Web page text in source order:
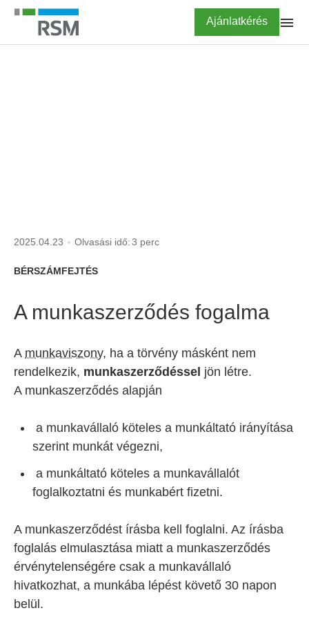
Ugrás
tartalomra
Highlighted
Ajánlatkérés
2025.04.23 Olvasási idő:3 perc
BÉRSZÁMFEJTÉS
A munkaszerződés fogalma
A munkaviszony, ha a törvény másként nem
rendelkezik, munkaszerződéssel jön létre.
A munkaszerződés alapján
a munkavállaló köteles a munkáltató irányítása
szerint munkát végezni,
a munkáltató köteles a munkavállalót
foglalkoztatni és munkabért fizetni.
A munkaszerződést írásba kell foglalni. Az írásba
foglalás elmulasztása miatt a munkaszerződés
érvénytelenségére csak a munkavállaló
hivatkozhat, a munkába lépést követő 30 napon
belül.